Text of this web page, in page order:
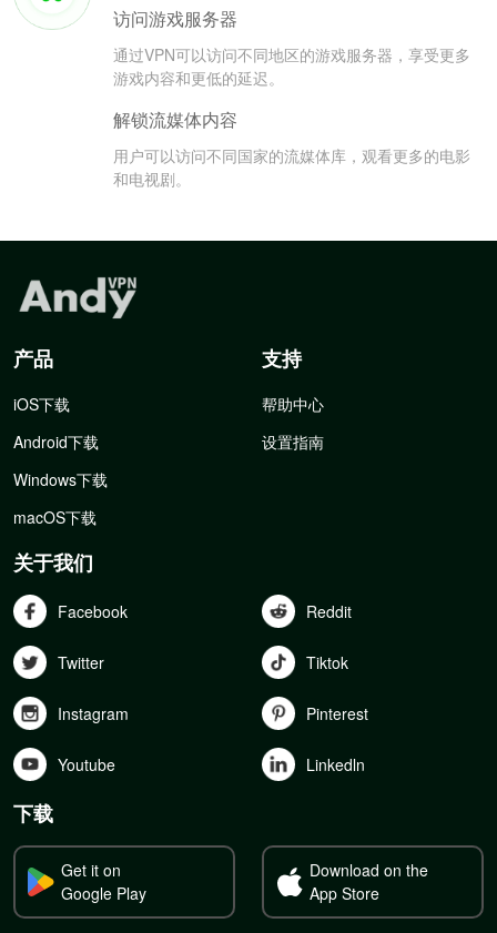
访问游戏服务器
通过VPN可以访问不同地区的游戏服务器，享受更多
游戏内容和更低的延迟。
解锁流媒体内容
用户可以访问不同国家的流媒体库，观看更多的电影
和电视剧。
产品
iOS下载
Android下载
Windows下载
macOS下载
支持
帮助中心
设置指南
关于我们
Facebook Reddit
Twitter Tiktok
Instagram Pinterest
Youtube Linkedln
下载
Get it on
Google Play
Download on the
App Store